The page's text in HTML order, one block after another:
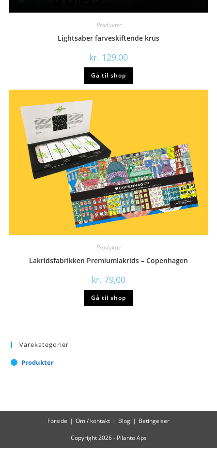
Produkter
Lightsaber farveskiftende krus
kr. 129,00
Gå til shop
Produkter
Lakridsfabrikken Premiumlakrids – Copenhagen
kr. 79,00
Gå til shop
Varekategorier
Produkter
Forside Om / kontakt Blog Betingelser
Copyright 2026 - Pilanto Aps